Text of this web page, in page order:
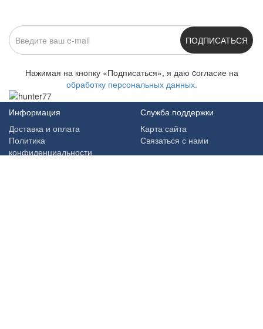
ПОДПИСАТЬСЯ
Нажимая на кнопку «Подписаться», я даю cогласие на
обработку персональных данных.
Информация
Доставка и оплата
Политика
конфиденциальности
Служба поддержки
Карта сайта
Связаться с нами